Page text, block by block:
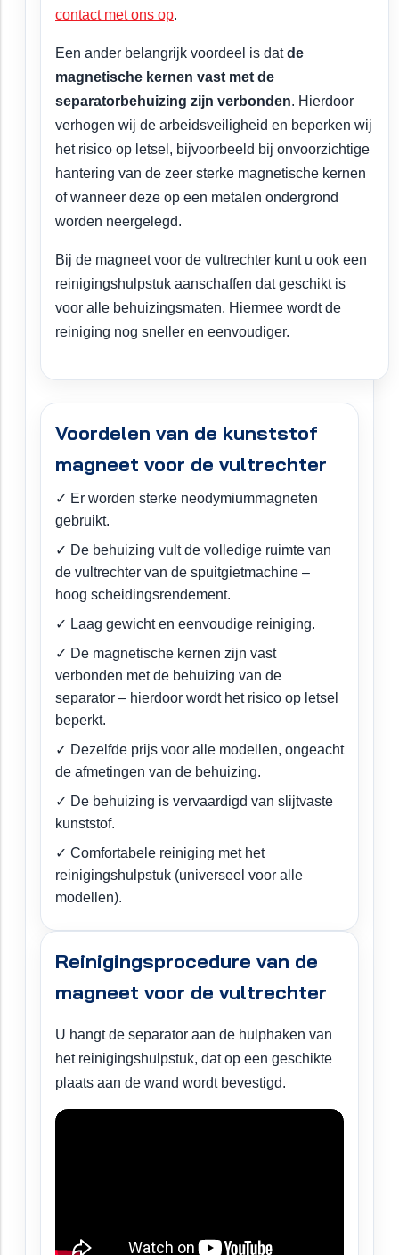
contact met ons op.
Een ander belangrijk voordeel is datde
magnetische kernen vast met de
separatorbehuizing zijn verbonden. Hierdoor
verhogen wij de arbeidsveiligheid en beperken wij
het risico op letsel, bijvoorbeeld bij onvoorzichtige
hantering van de zeer sterke magnetische kernen
of wanneer deze op een metalen ondergrond
worden neergelegd.
Bij de magneet voor de vultrechter kunt u ook een
reinigingshulpstuk aanschaffen dat geschikt is
voor alle behuizingsmaten. Hiermee wordt de
reiniging nog sneller en eenvoudiger.
Voordelen van de kunststof
magneet voor de vultrechter
✓ Er worden sterke neodymiummagneten
gebruikt.
✓ De behuizing vult de volledige ruimte van
de vultrechter van de spuitgietmachine –
hoog scheidingsrendement.
✓ Laag gewicht en eenvoudige reiniging.
✓ De magnetische kernen zijn vast
verbonden met de behuizing van de
separator – hierdoor wordt het risico op letsel
beperkt.
✓ Dezelfde prijs voor alle modellen, ongeacht
de afmetingen van de behuizing.
✓ De behuizing is vervaardigd van slijtvaste
kunststof.
✓ Comfortabele reiniging met het
reinigingshulpstuk (universeel voor alle
modellen).
Reinigingsprocedure van de
magneet voor de vultrechter
U hangt de separator aan de hulphaken van
het reinigingshulpstuk, dat op een geschikte
plaats aan de wand wordt bevestigd.